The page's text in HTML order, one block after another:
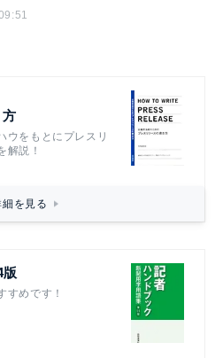
ウをもとにプレスリ
解説！
細を見る
すめです！